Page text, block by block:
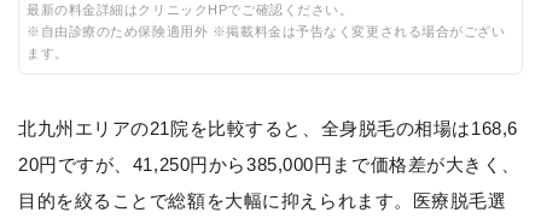
最新の料金詳細はクリニックHPでご確認ください。
※自由診療のため保険適用外 ※掲載料金は予告なく変更される場合がござい
ます。
北九州エリアの21院を比較すると、全身脱毛の相場は168,6
20円ですが、41,250円から385,000円まで価格差が大きく、
目的を絞ることで総額を大幅に抑えられます。医療脱毛選